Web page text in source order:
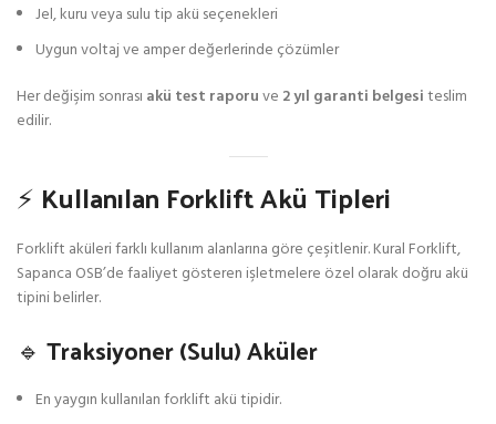
Jel, kuru veya sulu tip akü seçenekleri
Uygun voltaj ve amper değerlerinde çözümler
Her değişim sonrası akü test raporuve 2 yıl garanti belgesiteslim
edilir.
⚡ Kullanılan Forklift Akü Tipleri
Forklift aküleri farklı kullanım alanlarına göre çeşitlenir. Kural Forklift,
Sapanca OSB’de faaliyet gösteren işletmelere özel olarak doğru akü
tipini belirler.
🔹 Traksiyoner (Sulu) Aküler
En yaygın kullanılan forklift akü tipidir.